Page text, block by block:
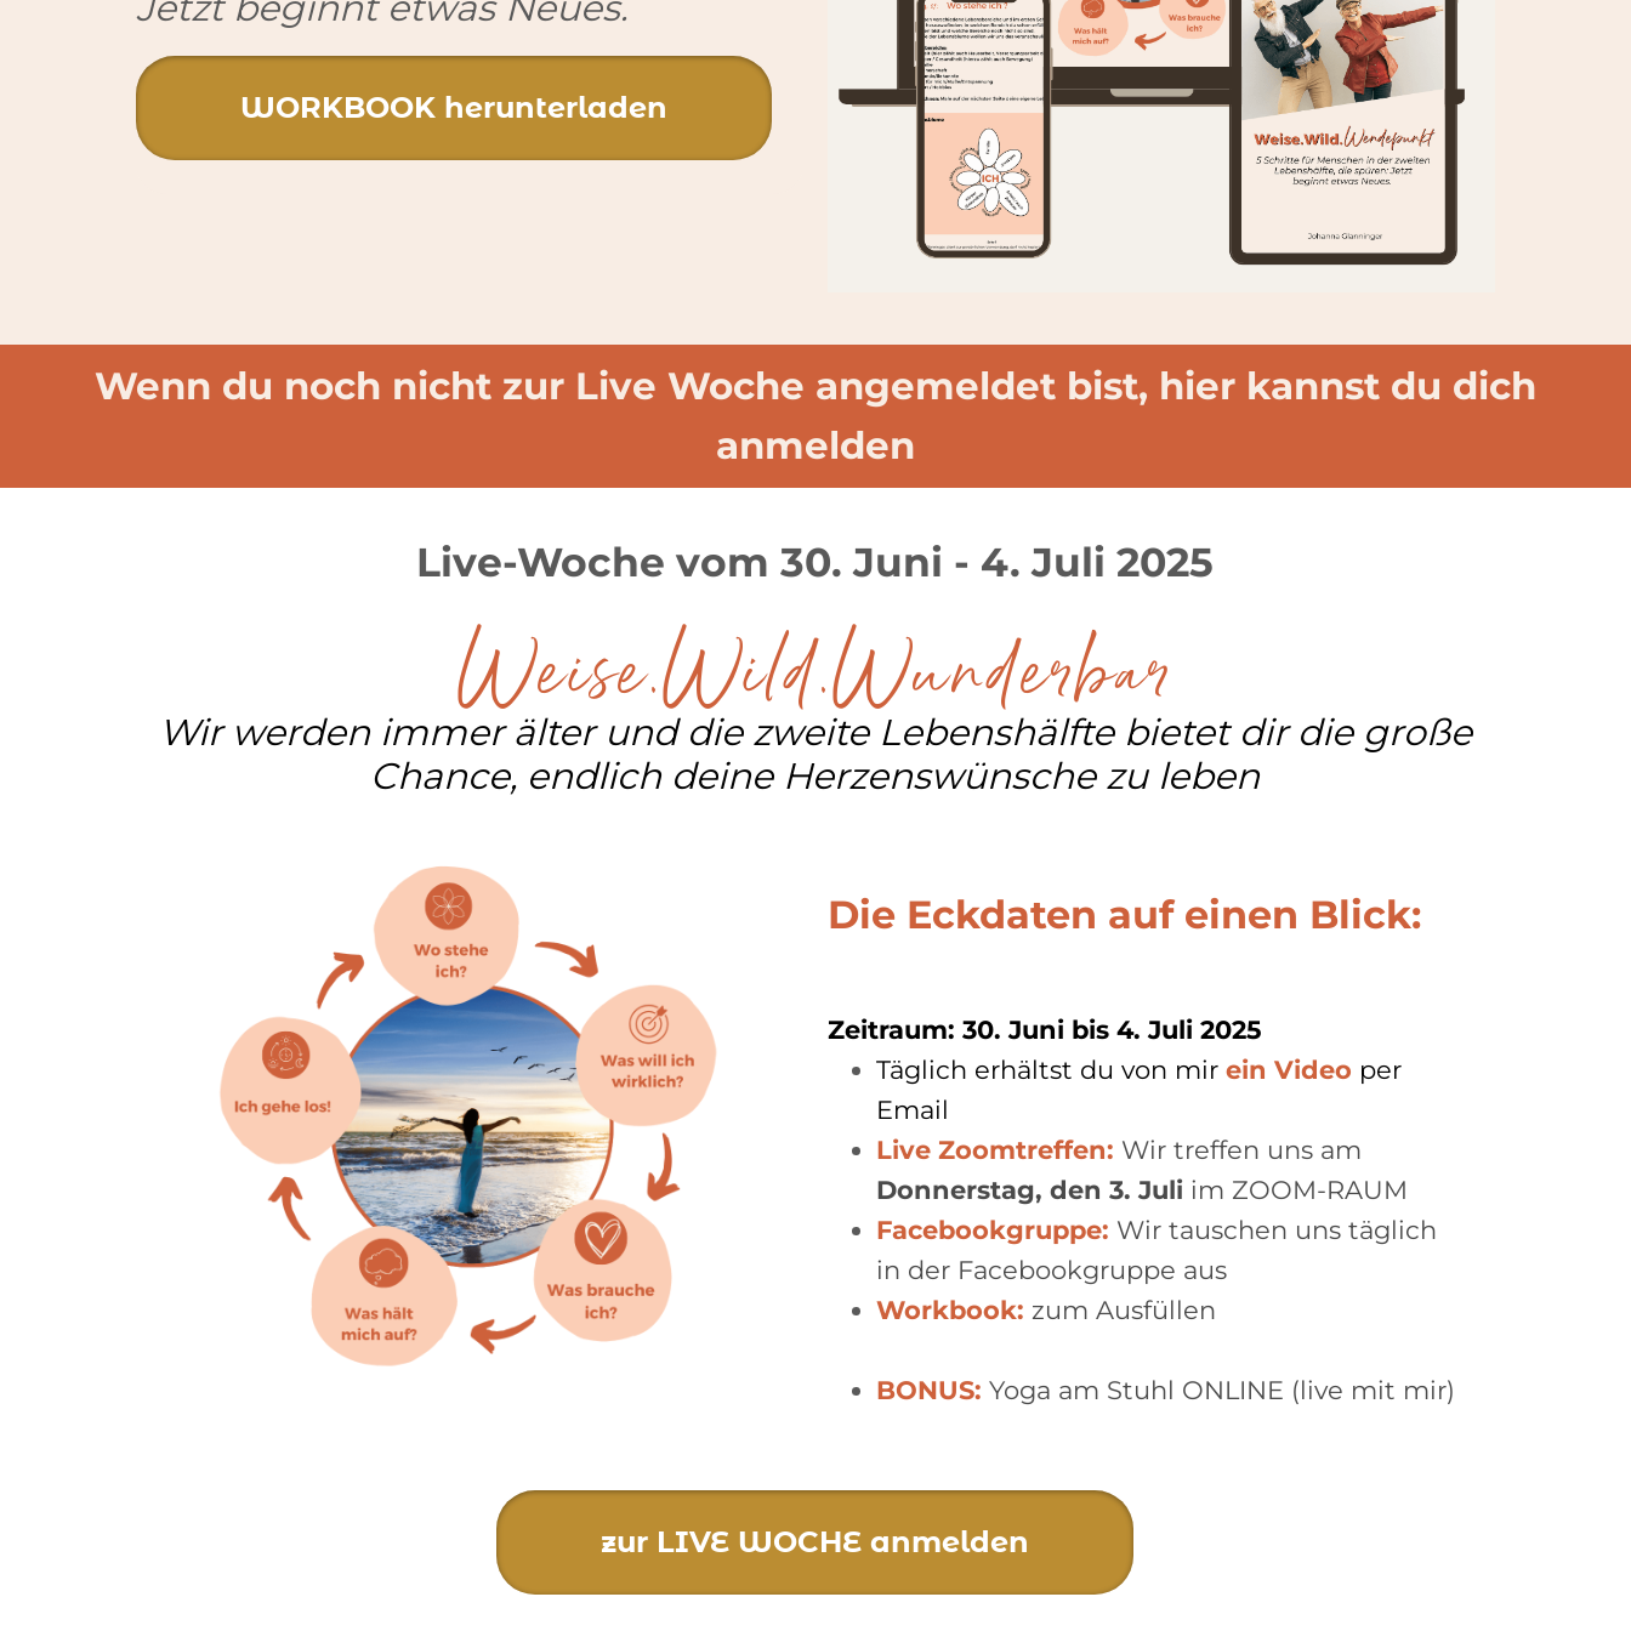
WORKBOOK herunterladen
Wenn du noch nicht zur Live Woche angemeldet bist, hier kannst du dich
anmelden
Live-Woche vom 30. Juni - 4. Juli 2025
Weise.Wild.Wunderbar
Wir werden immer älter und die zweite Lebenshälfte bietet dir die große
Chance, endlich deine Herzenswünsche zu leben
Die Eckdaten auf einen Blick:
Zeitraum: 30. Juni bis 4. Juli 2025
Täglich erhältst du von mir ein Video per
Email
Live Zoomtreffen: Wir treffen uns am
Donnerstag, den 3. Juli im ZOOM-RAUM
Facebookgruppe: Wir tauschen uns täglich
in der Facebookgruppe aus
Workbook: zum Ausfüllen
BONUS: Yoga am Stuhl ONLINE (live mit mir)
zur LIVE WOCHE anmelden